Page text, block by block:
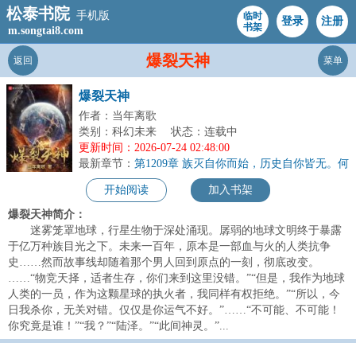
松泰书院 手机版
m.songtai8.com
临时
书架
登录 注册
爆裂天神
返回 菜单
爆裂天神
作者：当年离歌
类别：科幻未来
状态：连载中
更新时间：2026-07-24 02:48:00
最新章节： 第1209章 族灭自你而始，历史自你皆无。何
憾之有？
开始阅读
加入书架
爆裂天神简介：
迷雾笼罩地球，行星生物于深处涌现。孱弱的地球文明终于暴露
于亿万种族目光之下。未来一百年，原本是一部血与火的人类抗争
史……然而故事线却随着那个男人回到原点的一刻，彻底改变。
……“物竞天择，适者生存，你们来到这里没错。”“但是，我作为地球
人类的一员，作为这颗星球的执火者，我同样有权拒绝。”“所以，今
日我杀你，无关对错。仅仅是你运气不好。”……“不可能、不可能！
你究竟是谁！”“我？”“陆泽。”“此间神灵。”...